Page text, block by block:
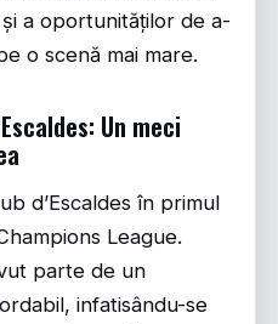
a oportunităților de a-
o scenă mai mare.
Un meci
d’Escaldes în primul
League.
parte de un
infatisându-se